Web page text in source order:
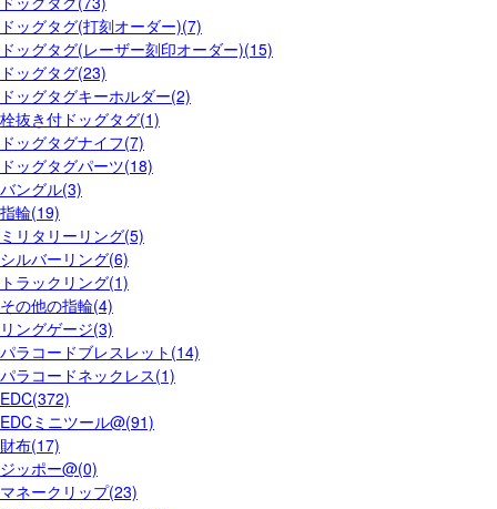
ドッグタグ(打刻オーダー)(7)
ドッグタグ(レーザー刻印オーダー)(15)
ドッグタグ(23)
ドッグタグキーホルダー(2)
栓抜き付ドッグタグ(1)
ドッグタグナイフ(7)
ドッグタグパーツ(18)
バングル(3)
指輪(19)
ミリタリーリング(5)
シルバーリング(6)
トラックリング(1)
その他の指輪(4)
リングゲージ(3)
パラコードブレスレット(14)
パラコードネックレス(1)
EDC(372)
EDCミニツール@(91)
財布(17)
ジッポー@(0)
マネークリップ(23)